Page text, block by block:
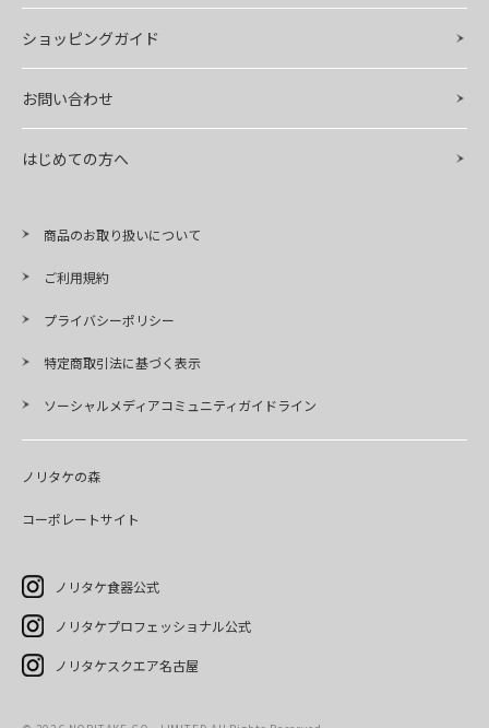
ショッピングガイド
お問い合わせ
はじめての方へ
商品のお取り扱いについて
ご利用規約
プライバシーポリシー
特定商取引法に基づく表示
ソーシャルメディアコミュニティガイドライン
ノリタケの森
コーポレートサイト
ノリタケ食器公式
ノリタケプロフェッショナル公式
ノリタケスクエア名古屋